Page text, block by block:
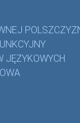
JĘZYKOWYCH